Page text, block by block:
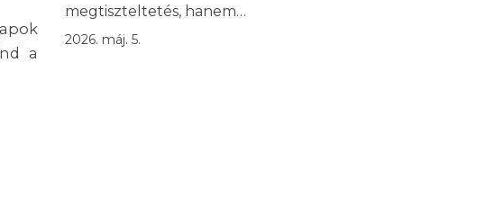
a
megtiszteltetés, hanem…
2026. máj. 5.